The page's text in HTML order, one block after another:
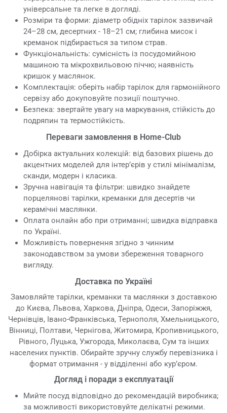
універсальне та легке в догляді.
Розміри та форми: діаметр обідніх тарілок зазвичай
24–28 см, десертних - 18–21 см; глибина мисок і
креманок підбирається за типом страв.
Функціональність: сумісність із посудомийною
машиною та мікрохвильовою піччю; наявність
кришок у маслянок.
Комплектація: оберіть набір тарілок для гармонійного
сервізу або докуповуйте позиції поштучно.
Безпека: звертайте увагу на маркування, стійкість до
подряпин та термостійкість.
Переваги замовлення в Home-Club
Добірка актуальних колекцій: від базових рішень до
акцентних моделей для інтер’єрів у стилі мінімалізм,
сканди, модерн і класика.
Зручна навігація та фільтри: швидко знайдете
порцелянові тарілки, креманки для десертів чи
керамічні маслянки.
Оплата онлайн або при отриманні; швидка відправка
по Україні.
Можливість повернення згідно з чинним
законодавством за умови збереження товарного
вигляду.
Доставка по Україні
Замовляйте тарілки, креманки та маслянки з доставкою
до Києва, Львова, Харкова, Дніпра, Одеси, Запоріжжя,
Чернівців, Івано-Франківська, Тернополя, Хмельницького,
Вінниці, Полтави, Чернігова, Житомира, Кропивницького,
Рівного, Луцька, Ужгорода, Миколаєва, Сум та інших
населених пунктів. Обирайте зручну службу перевізника і
формат отримання - у відділенні або кур’єром.
Догляд і поради з експлуатації
Мийте посуд відповідно до рекомендацій виробника;
за можливості використовуйте делікатні режими.